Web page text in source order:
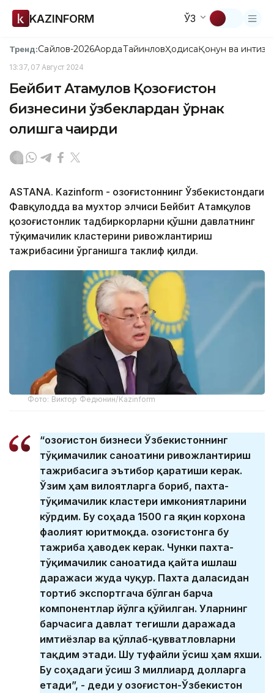
KAZINFORM ЎЗ
Тренд:Сайлов-2026АқордаТайинловҲодисаҚонун ва
13:37, 07 Август 2024
Бейбит Атамқулов Қозоғистон
бизнесини ўзбеклардан ўрнак
олишга чақирди
ASTANA. Kazinform - Қозоғистоннинг Ўзбекистондаги
Фавқулодда ва мухтор элчиси Бейбит Атамқулов
қозоғистонлик тадбиркорларни қўшни давлатнинг
тўқимачилик кластерини ривожлантириш
тажрибасини ўрганишга таклиф қилди.
Фото: Виктор Федюнин/Kazinform
“Қозоғистон бизнеси Ўзбекистоннинг
тўқимачилик саноатини ривожлантириш
тажрибасига эътибор қаратиши керак.
Ўзим ҳам вилоятларга бориб, пахта-
тўқимачилик кластери имкониятларини
кўрдим. Бу соҳада 1500 га яқин корхона
фаолият юритмоқда. Қозоғистонга бу
тажриба ҳаводек керак. Чунки пахта-
тўқимачилик саноатида қайта ишлаш
даражаси жуда чуқур. Пахта даласидан
тортиб экспортгача бўлган барча
компонентлар йўлга қўйилган. Уларнинг
барчасига давлат тегишли даражада
имтиёзлар ва қўллаб-қувватловларни
тақдим этади. Шу туфайли ўсиш ҳам яхши.
Бу соҳадаги ўсиш 3 миллиард долларга
етади”, - деди у Қозоғистон-Ўзбекистон